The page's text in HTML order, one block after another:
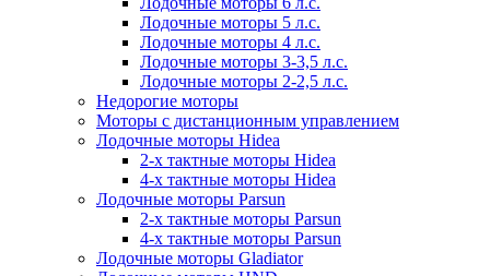
Лодочные моторы 5 л.с.
Лодочные моторы 4 л.с.
Лодочные моторы 3-3,5 л.с.
Лодочные моторы 2-2,5 л.с.
Недорогие моторы
Моторы с дистанционным управлением
Лодочные моторы Hidea
2-х тактные моторы Hidea
4-х тактные моторы Hidea
Лодочные моторы Parsun
2-х тактные моторы Parsun
4-х тактные моторы Parsun
Лодочные моторы Gladiator